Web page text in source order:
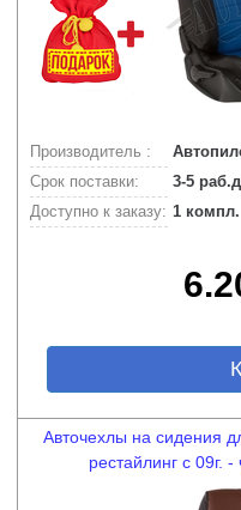
Производитель :
Срок поставки:
3-5
Доступно к заказу: 1 компл.
Авточехлы на сидения
рестайлинг с 09г.